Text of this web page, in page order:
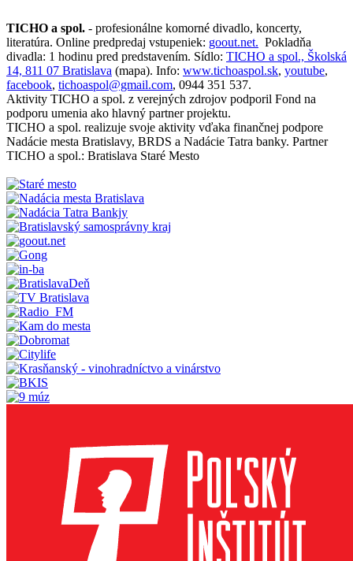
TICHO a spol. - profesionálne komorné divadlo, koncerty,
literatúra. Online predpredaj vstupeniek: goout.net. Pokladňa
divadla: 1 hodinu pred predstavením. Sídlo: TICHO a spol., Školská
14, 811 07 Bratislava (mapa). Info: www.tichoaspol.sk, youtube,
facebook, tichoaspol@gmail.com, 0944 351 537.
Aktivity TICHO a spol. z verejných zdrojov podporil Fond na
podporu umenia ako hlavný partner projektu.
TICHO a spol. realizuje svoje aktivity vďaka finančnej podpore
Nadácie mesta Bratislavy, BRDS a Nadácie Tatra banky. Partner
TICHO a spol.: Bratislava Staré Mesto